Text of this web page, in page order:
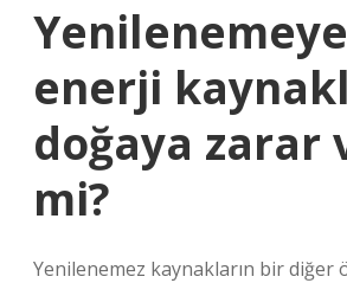
enerji
doğaya zarar
mi?
Yenilenemez kaynakların bir diğer